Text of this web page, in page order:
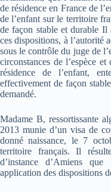
de résidence en France de
de l’enfant sur le territoire
de façon stable et durable Il
ces dispositions, à l’autorité
sous le contrôle du juge de
circonstances de l’espèce
résidence de l’enfant,
effectivement de façon
demandé.
Madame B, ressortissante
2013 munie d’un visa de
donné naissance, le 7
territoire français. Il
d’instance d’Amiens
application des dispositions